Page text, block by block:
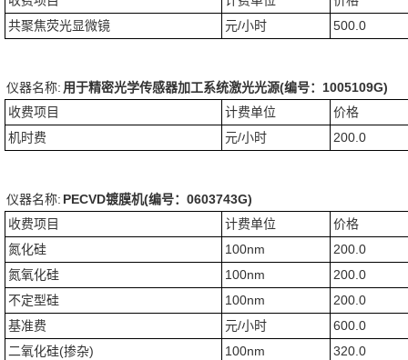
共聚焦荧光显微镜
元/小时 500.0
仪器名称: 用于精密光学传感器加工系统激光光源(编号：1005109G)
收费项目
计费单位
价格
机时费
元/小时 200.0
仪器名称: PECVD镀膜机(编号：0603743G)
收费项目
计费单位
价格
氮化硅
100nm
200.0
氮氧化硅
100nm
200.0
不定型硅
100nm
200.0
基准费
元/小时
600.0
二氧化硅(掺杂)
100nm
320.0